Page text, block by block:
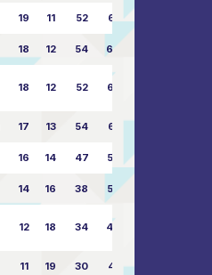
19 11 52 68:51
18 12 54 64:46
18 12 52 64:50
17 13 54 65:52
16 14 47 58:57
14 16 38 50:63
12 18 34 49:67
11 19 30 44:71